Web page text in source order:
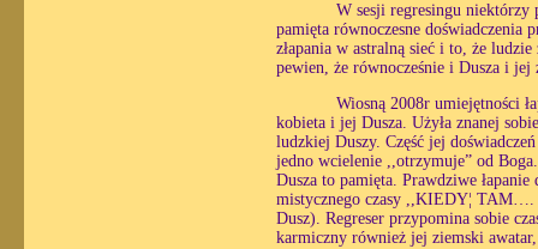
W sesji regresingu niektórzy
pamięta równoczesne doświadczenia
złapania w astralną sieć i to, że
pewien, że równocześnie i Dusza i
Wiosną 2008r umiejętności
kobieta i jej Dusza. Użyła znanej
ludzkiej Duszy. Część jej
jedno wcielenie ,,otrzymuje” od
Dusza to pamięta. Prawdziwe
mistycznego czasy ,,KIEDY¦ TAM….
Dusz). Regreser przypomina sobie
karmiczny również jej ziemski awatar,